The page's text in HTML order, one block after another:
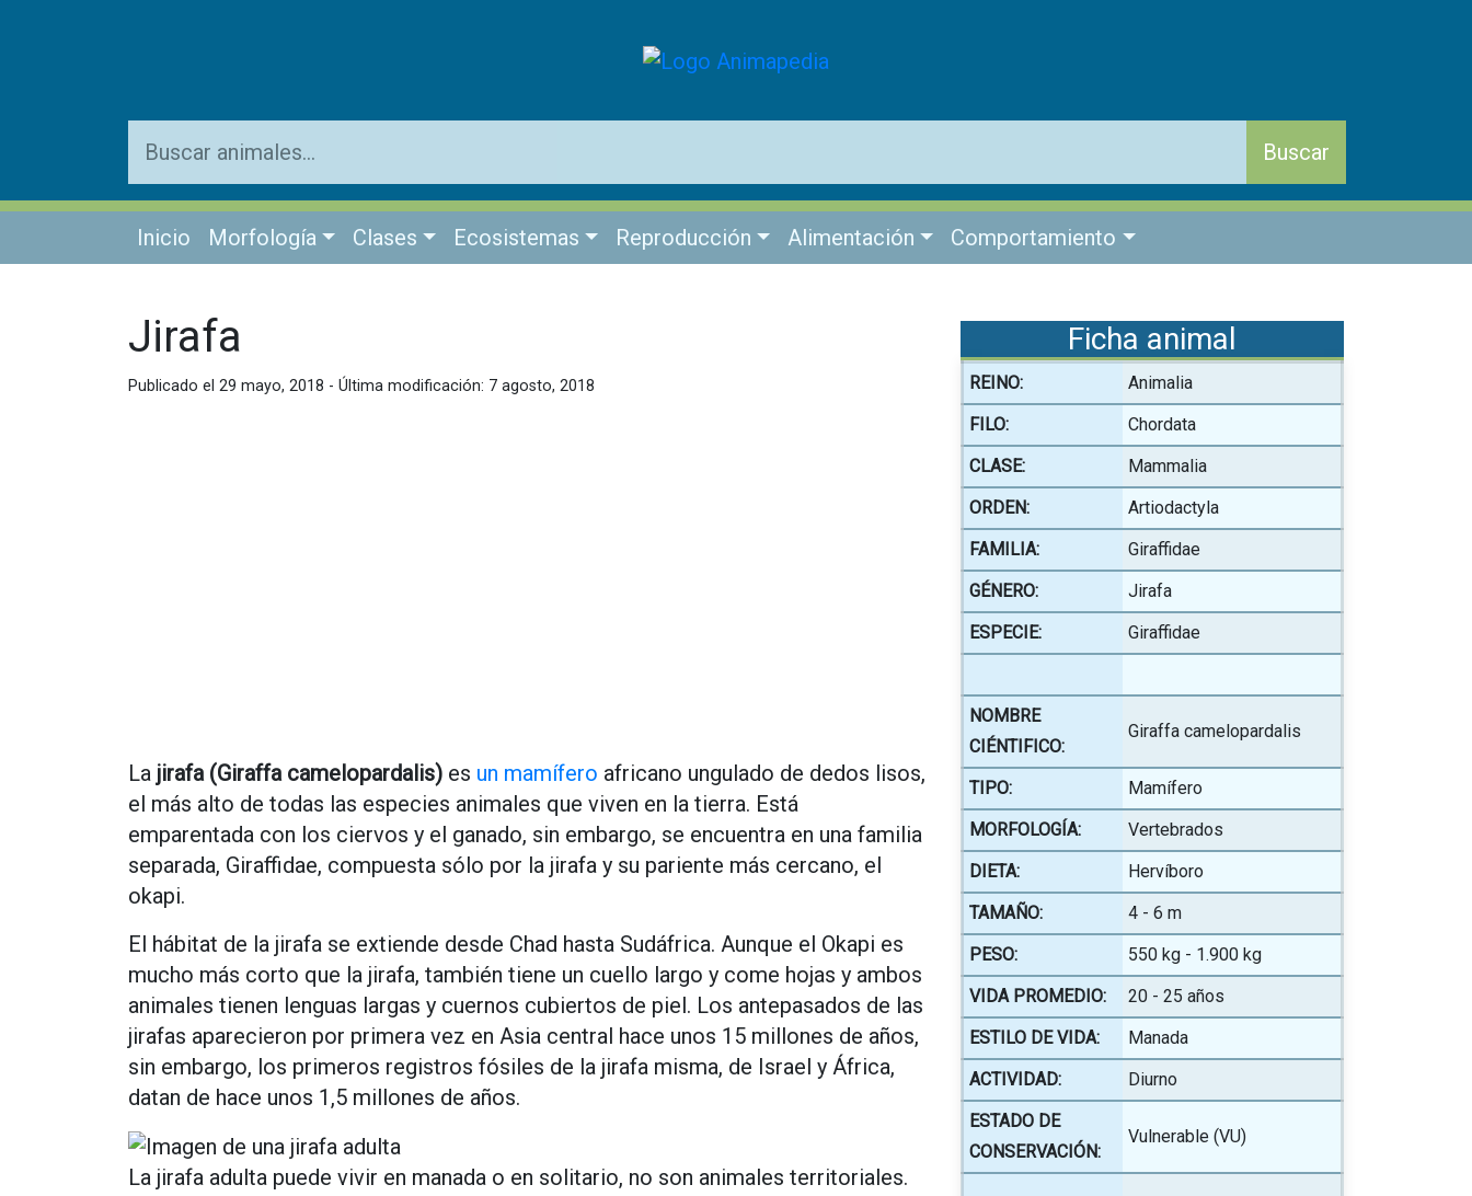
Inicio Morfología Clases Ecosistemas Reproducción Alimentación Comportamiento
Jirafa
Publicado el 29 mayo, 2018 - Última modificación: 7 agosto, 2018
La jirafa (Giraffa camelopardalis) es un mamífero africano ungulado de dedos lisos,
el más alto de todas las especies animales que viven en la tierra. Está
emparentada con los ciervos y el ganado, sin embargo, se encuentra en una familia
separada, Giraffidae, compuesta sólo por la jirafa y su pariente más cercano, el
okapi.
El hábitat de la jirafa se extiende desde Chad hasta Sudáfrica. Aunque el Okapi es
mucho más corto que la jirafa, también tiene un cuello largo y come hojas y ambos
animales tienen lenguas largas y cuernos cubiertos de piel. Los antepasados de las
jirafas aparecieron por primera vez en Asia central hace unos 15 millones de años,
sin embargo, los primeros registros fósiles de la jirafa misma, de Israel y África,
datan de hace unos 1,5 millones de años.
La jirafa adulta puede vivir en manada o en solitario, no son animales territoriales.
Ficha animal
REINO:
Animalia
FILO:
Chordata
CLASE:
Mammalia
ORDEN:
Artiodactyla
FAMILIA:
Giraffidae
GÉNERO:
Jirafa
ESPECIE:
Giraffidae
NOMBRE
CIÉNTIFICO:
Giraffa camelopardalis
TIPO:
Mamífero
MORFOLOGÍA:
Vertebrados
DIETA:
Hervíboro
TAMAÑO:
4 - 6 m
PESO:
550 kg - 1.900 kg
VIDA PROMEDIO:
20 - 25 años
ESTILO DE VIDA:
Manada
ACTIVIDAD:
Diurno
ESTADO DE
CONSERVACIÓN:
Vulnerable (VU)